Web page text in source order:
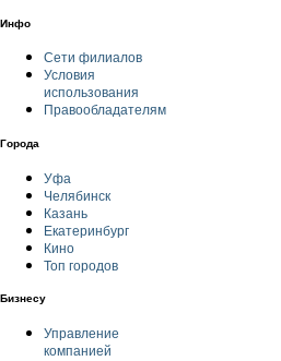
Инфо
Сети филиалов
Условия
использования
Правообладателям
Города
Уфа
Челябинск
Казань
Екатеринбург
Кино
Топ городов
Бизнесу
Управление
компанией